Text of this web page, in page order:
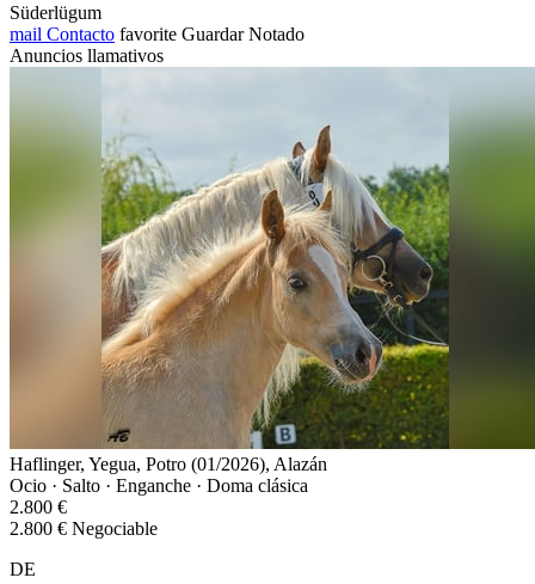
Süderlügum
mail Contacto favorite Guardar Notado
Anuncios llamativos
Haflinger, Yegua, Potro (01/2026), Alazán
Ocio · Salto · Enganche · Doma clásica
2.800 €
2.800 € Negociable
DE